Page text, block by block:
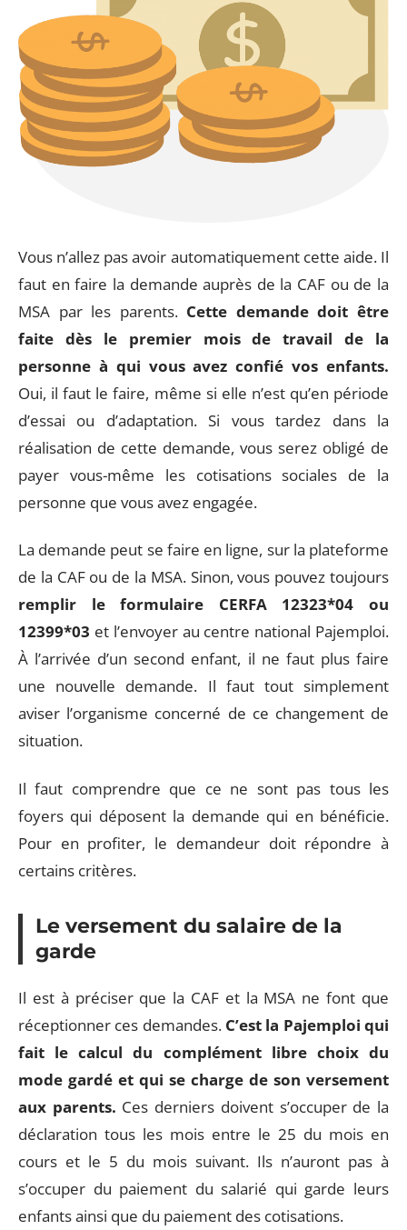
Vous n’allez pas avoir automatiquement cette aide. Il
faut en faire la demande auprès de la CAF ou de la
MSA par les parents. Cette demande doit être
faite dès le premier mois de travail de la
personne à qui vous avez confié vos enfants.
Oui, il faut le faire, même si elle n’est qu’en période
d’essai ou d’adaptation. Si vous tardez dans la
réalisation de cette demande, vous serez obligé de
payer vous-même les cotisations sociales de la
personne que vous avez engagée.
La demande peut se faire en ligne, sur la plateforme
de la CAF ou de la MSA. Sinon, vous pouvez toujours
remplir le formulaire CERFA 12323*04 ou
12399*03 et l’envoyer au centre national Pajemploi.
À l’arrivée d’un second enfant, il ne faut plus faire
une nouvelle demande. Il faut tout simplement
aviser l’organisme concerné de ce changement de
situation.
Il faut comprendre que ce ne sont pas tous les
foyers qui déposent la demande qui en bénéficie.
Pour en profiter, le demandeur doit répondre à
certains critères.
Le versement du salaire de la
garde
Il est à préciser que la CAF et la MSA ne font que
réceptionner ces demandes. C’est la Pajemploi qui
fait le calcul du complément libre choix du
mode gardé et qui se charge de son versement
aux parents. Ces derniers doivent s’occuper de la
déclaration tous les mois entre le 25 du mois en
cours et le 5 du mois suivant. Ils n’auront pas à
s’occuper du paiement du salarié qui garde leurs
enfants ainsi que du paiement des cotisations.